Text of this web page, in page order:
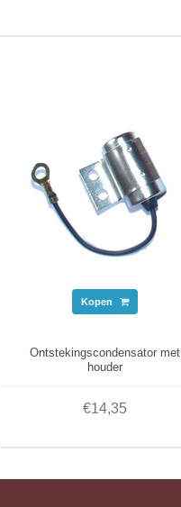
Kopen
Ontstekingscondensator met
houder
€14,35